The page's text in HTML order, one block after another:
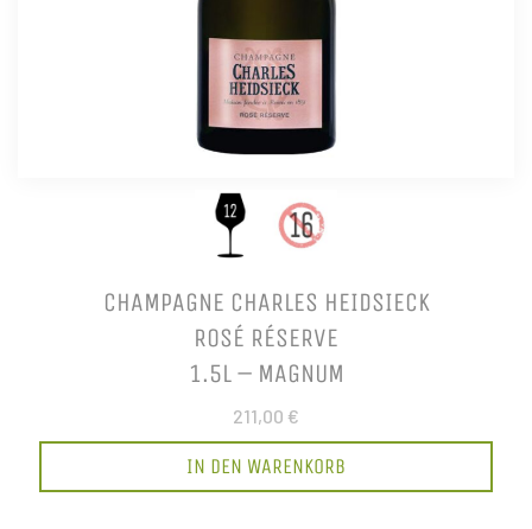
CHAMPAGNE CHARLES HEIDSIECK
ROSÉ RÉSERVE
1.5L – MAGNUM
211,00 €
IN DEN WARENKORB